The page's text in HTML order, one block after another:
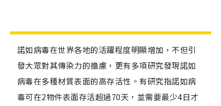
諾如病毒在世界各地的活躍程度明顯增加，不但引
發大眾對其傳染力的擔慮，更有多項研究發現諾如
病毒在多種材質表面的高存活性。有研究指諾如病
毒可在2物件表面存活超過70天，並需要最少4日才